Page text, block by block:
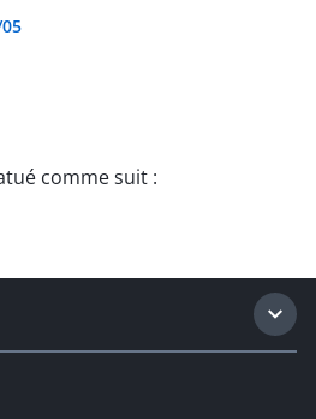
comme suit :